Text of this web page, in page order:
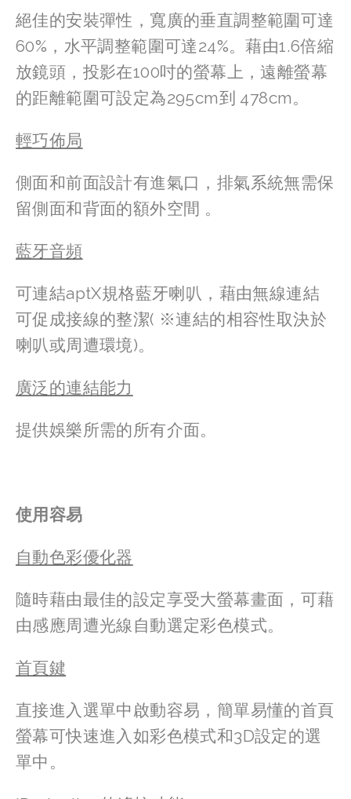
絕佳的安裝彈性，寬廣的垂直調整範圍可達
60%，水平調整範圍可達24%。藉由1.6倍縮
放鏡頭，投影在100吋的螢幕上，遠離螢幕
的距離範圍可設定為295cm到 478cm。
輕巧佈局
側面和前面設計有進氣口，排氣系統無需保
留側面和背面的額外空間 。
藍牙音頻
可連結aptX規格藍牙喇叭，藉由無線連結
可促成接線的整潔( ※連結的相容性取決於
喇叭或周遭環境)。
廣泛的連結能力
提供娛樂所需的所有介面。
使用容易
自動色彩優化器
隨時藉由最佳的設定享受大螢幕畫面，可藉
由感應周遭光線自動選定彩色模式。
首頁鍵
直接進入選單中啟動容易，簡單易懂的首頁
螢幕可快速進入如彩色模式和3D設定的選
單中。